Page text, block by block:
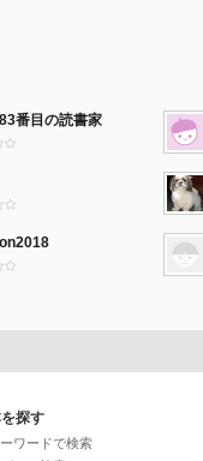
番目の読書家
探す
ワードで検索